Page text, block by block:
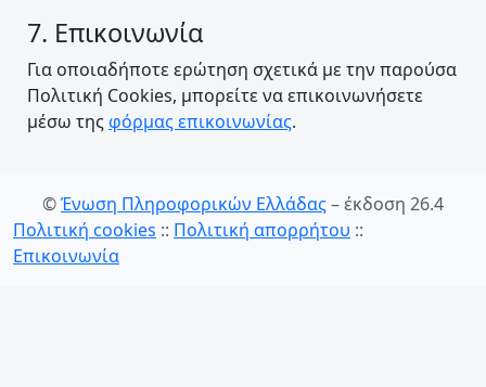
7. Επικοινωνία
Για οποιαδήποτε ερώτηση σχετικά με την παρούσα
Πολιτική Cookies, μπορείτε να επικοινωνήσετε
μέσω τηςφόρμας επικοινωνίας.
©Ένωση Πληροφορικών Ελλάδας– έκδοση 26.4
Πολιτική cookies :: Πολιτική απορρήτου ::
Επικοινωνία